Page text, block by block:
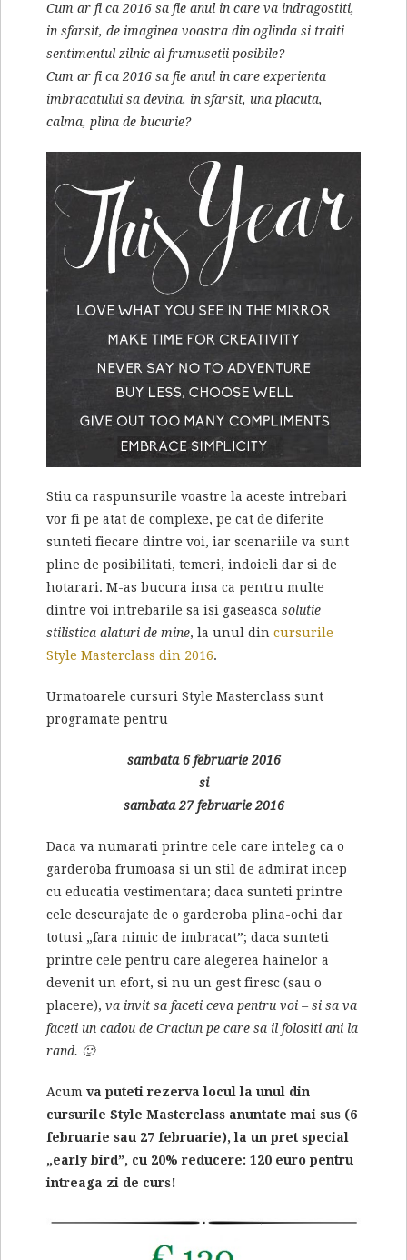
Cum ar fi ca 2016 sa fie anul in care va indragostiti,
in sfarsit, de imaginea voastra din oglinda si traiti
sentimentul zilnic al frumusetii posibile?
Cum ar fi ca 2016 sa fie anul in care experienta
imbracatului sa devina, in sfarsit, una placuta,
calma, plina de bucurie?
Stiu ca raspunsurile voastre la aceste intrebari
vor fi pe atat de complexe, pe cat de diferite
sunteti fiecare dintre voi, iar scenariile va sunt
pline de posibilitati, temeri, indoieli dar si de
hotarari. M-as bucura insa ca pentru multe
dintre voi intrebarile sa isi gaseasca solutie
stilistica alaturi de mine, la unul din cursurile
Style Masterclass din 2016.
Urmatoarele cursuri Style Masterclass sunt
programate pentru
sambata 6 februarie 2016
si
sambata 27 februarie 2016
Daca va numarati printre cele care inteleg ca o
garderoba frumoasa si un stil de admirat incep
cu educatia vestimentara; daca sunteti printre
cele descurajate de o garderoba plina-ochi dar
totusi „fara nimic de imbracat”; daca sunteti
printre cele pentru care alegerea hainelor a
devenit un efort, si nu un gest firesc (sau o
placere), va invit sa faceti ceva pentru voi – si sa va
faceti un cadou de Craciun pe care sa il folositi ani la
rand. 🙂
Acum va puteti rezerva locul la unul din
cursurile Style Masterclass anuntate mai sus (6
februarie sau 27 februarie), la un pret special
„early bird”, cu 20% reducere: 120 euro pentru
intreaga zi de curs!